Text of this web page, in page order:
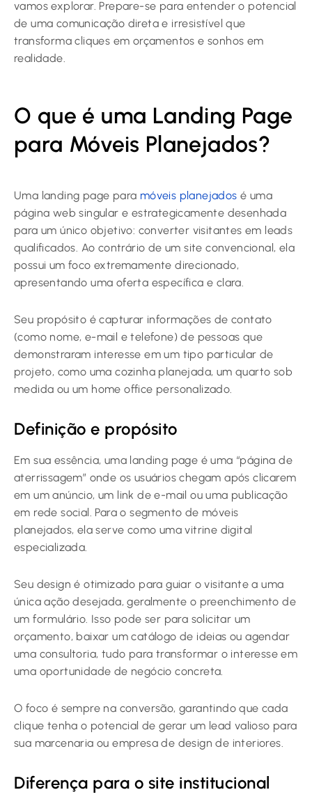
vamos explorar. Prepare-se para entender o potencial
de uma comunicação direta e irresistível que
transforma cliques em orçamentos e sonhos em
realidade.
O que é uma Landing Page
para Móveis Planejados?
Uma landing page para móveis planejados é uma
página web singular e estrategicamente desenhada
para um único objetivo: converter visitantes em leads
qualificados. Ao contrário de um site convencional, ela
possui um foco extremamente direcionado,
apresentando uma oferta específica e clara.
Seu propósito é capturar informações de contato
(como nome, e-mail e telefone) de pessoas que
demonstraram interesse em um tipo particular de
projeto, como uma cozinha planejada, um quarto sob
medida ou um home office personalizado.
Definição e propósito
Em sua essência, uma landing page é uma “página de
aterrissagem” onde os usuários chegam após clicarem
em um anúncio, um link de e-mail ou uma publicação
em rede social. Para o segmento de móveis
planejados, ela serve como uma vitrine digital
especializada.
Seu design é otimizado para guiar o visitante a uma
única ação desejada, geralmente o preenchimento de
um formulário. Isso pode ser para solicitar um
orçamento, baixar um catálogo de ideias ou agendar
uma consultoria, tudo para transformar o interesse em
uma oportunidade de negócio concreta.
O foco é sempre na conversão, garantindo que cada
clique tenha o potencial de gerar um lead valioso para
sua marcenaria ou empresa de design de interiores.
Diferença para o site institucional